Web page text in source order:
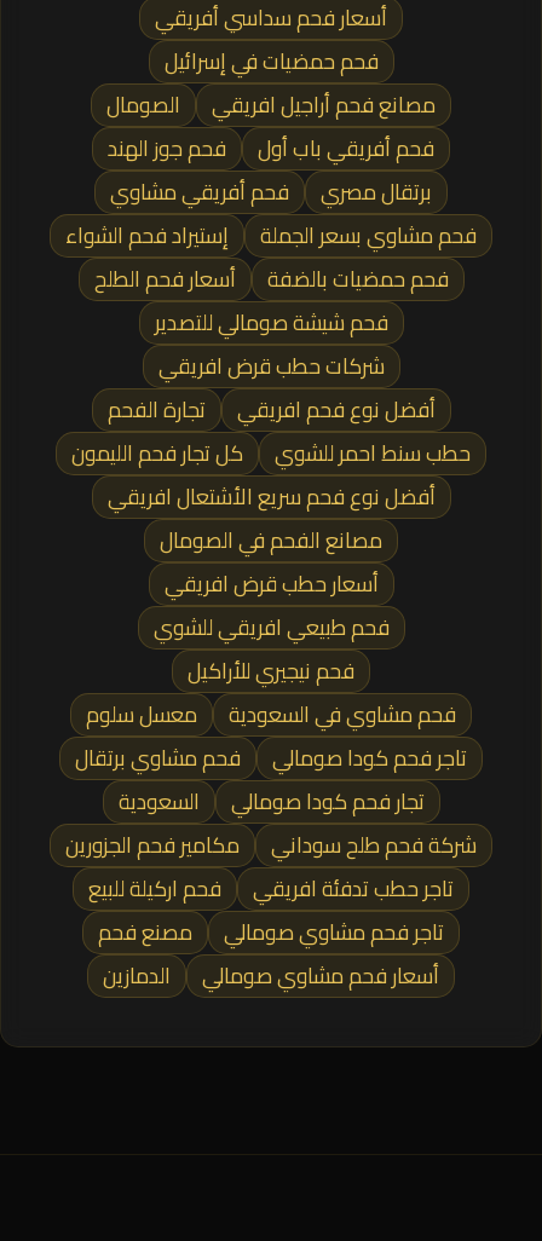
أسعار فحم سداسي أفريقي
فحم حمضيات في إسرائيل
مصانع فحم أراجيل افريقي
الصومال
فحم أفريقي باب أول
فحم جوز الهند
برتقال مصري
فحم أفريقي مشاوي
فحم مشاوي بسعر الجملة
إستيراد فحم الشواء
فحم حمضيات بالضفة
أسعار فحم الطلح
فحم شيشة صومالي للتصدير
شركات حطب قرض افريقي
أفضل نوع فحم افريقي
تجارة الفحم
حطب سنط احمر للشوي
كل تجار فحم الليمون
أفضل نوع فحم سريع الأشتعال افريقي
مصانع الفحم في الصومال
أسعار حطب قرض افريقي
فحم طبيعي افريقي للشوي
فحم نيجيري للأراكيل
فحم مشاوي في السعودية
معسل سلوم
تاجر فحم كودا صومالي
فحم مشاوي برتقال
تجار فحم كودا صومالي
السعودية
شركة فحم طلح سوداني
مكامير فحم الجزورين
تاجر حطب تدفئة افريقي
فحم اركيلة للبيع
تاجر فحم مشاوي صومالي
مصنع فحم
أسعار فحم مشاوي صومالي
الدمازين